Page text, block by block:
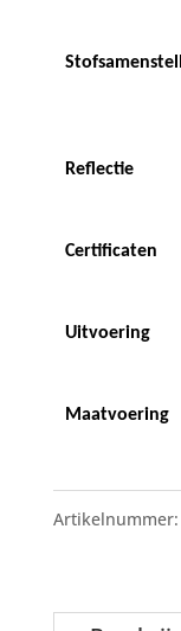
Reflectie
Certificaten
Uitvoering
Maatvoering
Artikelnummer: